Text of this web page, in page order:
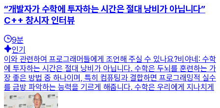
“개발자가 수학에 투자하는 시간은 절대 낭비가 아닙니다”
C++ 창시자 인터뷰
9분
인기
이와 관련하여 프로그래머들에게 조언해 주실 수 있나요?비야네: 수학
에 투자하는 시간은 절대 낭비가 아닙니다. 수학은 두뇌를 훈련하는 가
장 좋은 방법 중 하나이며, 특히 컴퓨팅과 결합하면 프로그래밍적 실수
를 금방 파악하는 능력을 기르게 해줍니다. 수학은 우리에게 지나치게